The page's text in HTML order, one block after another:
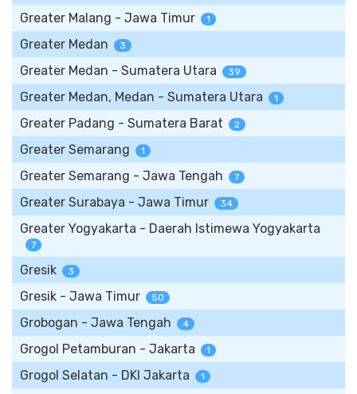
Greater Malang - Jawa Timur 1
Greater Medan 3
Greater Medan - Sumatera Utara 39
Greater Medan, Medan - Sumatera Utara 1
Greater Padang - Sumatera Barat 2
Greater Semarang 1
Greater Semarang - Jawa Tengah 7
Greater Surabaya - Jawa Timur 34
Greater Yogyakarta - Daerah Istimewa Yogyakarta
7
Gresik 3
Gresik - Jawa Timur 50
Grobogan - Jawa Tengah 4
Grogol Petamburan - Jakarta 1
Grogol Selatan - DKI Jakarta 1